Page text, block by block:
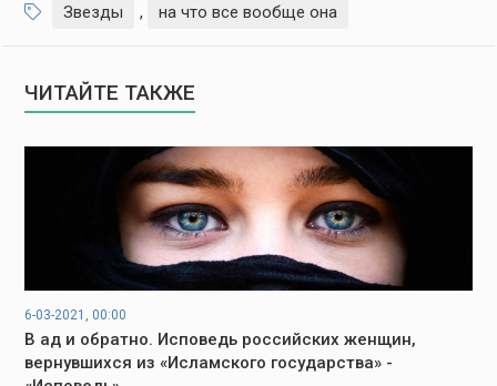
Звезды , на что все вообще она
ЧИТАЙТЕ ТАКЖЕ
6-03-2021, 00:00
В ад и обратно. Исповедь российских женщин,
вернувшихся из «Исламского государства» -